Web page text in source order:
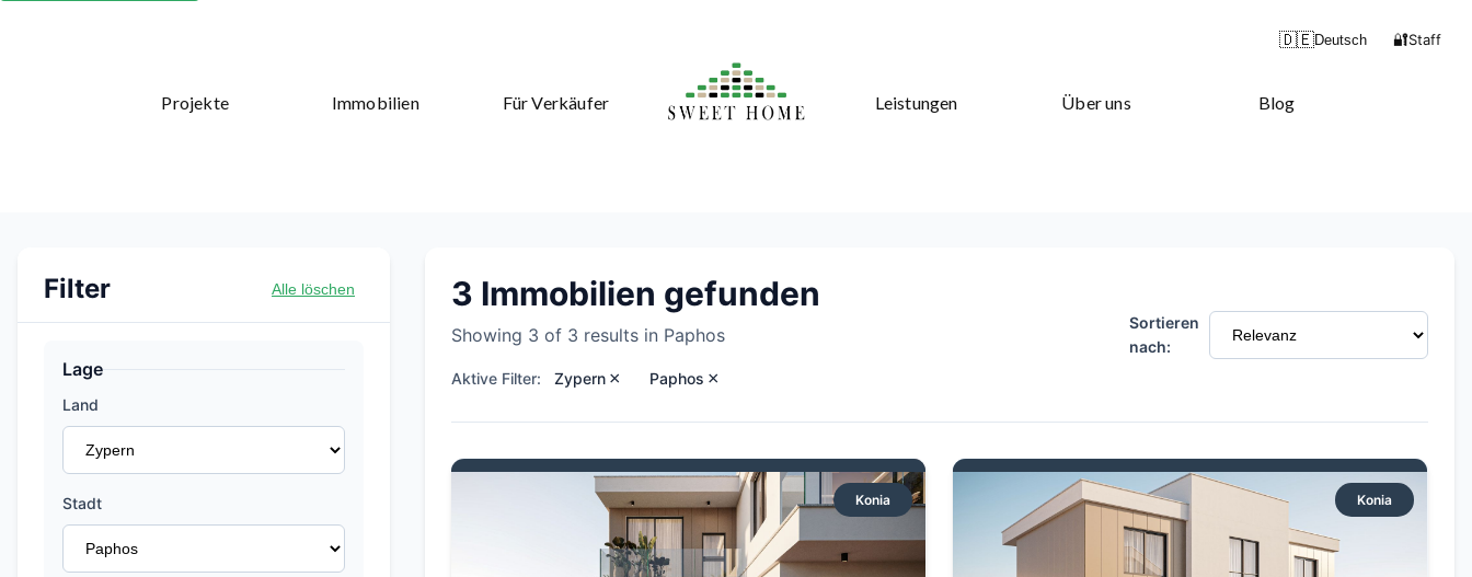
Projekte Immobilien Für Verkäufer Leistungen Über uns Blog
🇩🇪Deutsch 🔐Staff
Filter Alle löschen
Lage
Land
Stadt
3 Immobilien gefunden
Showing 3 of 3 results in Paphos
Aktive Filter: Zypern × Paphos ×
Sortieren
nach:
Konia Konia